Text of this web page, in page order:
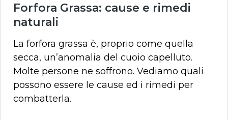
Forfora Grassa: cause e rimedi
naturali
La forfora grassa è, proprio come quella
secca, un’anomalia del cuoio capelluto.
Molte persone ne soffrono. Vediamo quali
possono essere le cause ed i rimedi per
combatterla.